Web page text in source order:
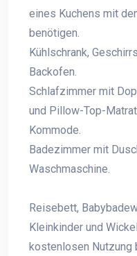
eines Kuchens mit
benötigen.
Kühlschrank,
Backofen.
Schlafzimmer mit
und Pillow-Top-
Kommode.
Badezimmer mit
Waschmaschine.
Reisebett,
Kleinkinder und
kostenlosen Nutzung